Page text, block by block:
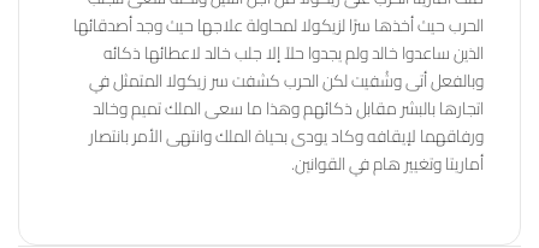
الحرب حيث أخذها سرًا لزيكولا لمحاولة علاجها حيث وجد أصدقائها
الذين ساعدوا خالد ولم يجدوا حلاً إلا جلب خالد لاعطائها ذكائه
وبالفعل أتى وشُفيت لكن الحرب كشفت سر زيكولا المتمثل في
اتجارها بالبشر مقابل ذكائهم وهذا ما سعى الملك تميم وخالد
ورفاقهما لإيقافه وكاد يودى بحياة الملك وانتهى الأمر بانتصار
أماريتا وتغيير هام في القوانين.